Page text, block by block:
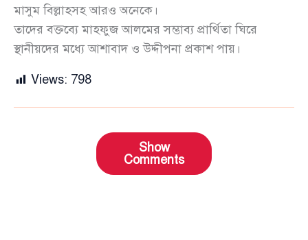
মাসুম বিল্লাহসহ আরও অনেকে।
তাদের বক্তব্যে মাহফুজ আলমের সম্ভাব্য প্রার্থিতা ঘিরে
স্থানীয়দের মধ্যে আশাবাদ ও উদ্দীপনা প্রকাশ পায়।
Views: 798
Show
Comments